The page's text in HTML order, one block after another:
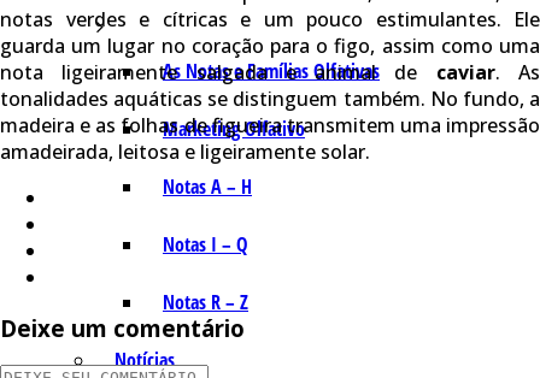
As Notas e Famílias Olfativas
Marketing Olfativo
Notas A – H
Notas I – Q
Notas R – Z
Notícias
notas verdes e cítricas e um pouco estimulantes. Ele
guarda um lugar no coração para o figo, assim como uma
nota ligeiramente salgada e animal de caviar. As
tonalidades aquáticas se distinguem também. No fundo, a
madeira e as folhas de figueira transmitem uma impressão
amadeirada, leitosa e ligeiramente solar.
Deixe um comentário